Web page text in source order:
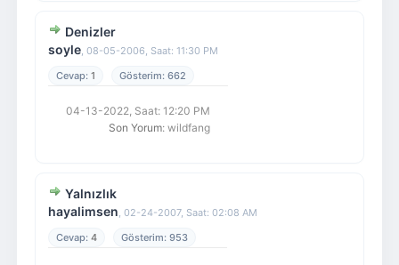
Denizler
soyle, 08-05-2006, Saat: 11:30 PM
1
662
04-13-2022, Saat: 12:20 PM
Son Yorum: wildfang
Yalnızlık
hayalimsen, 02-24-2007, Saat: 02:08 AM
4
953